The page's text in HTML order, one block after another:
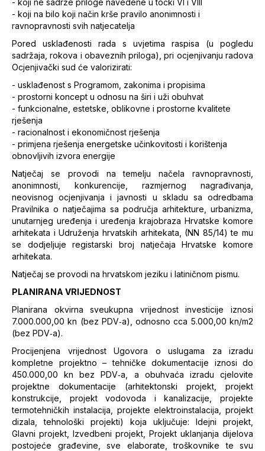
- koji ne sadrže priloge navedene u točki VI i VIII
- koji na bilo koji način krše pravilo anonimnosti i
ravnopravnosti svih natjecatelja
Pored usklađenosti rada s uvjetima raspisa (u pogledu
sadržaja, rokova i obaveznih priloga), pri ocjenjivanju radova
Ocjenjivački sud će valorizirati:
- usklađenost s Programom, zakonima i propisima
- prostorni koncept u odnosu na širi i uži obuhvat
- funkcionalne, estetske, oblikovne i prostorne kvalitete
rješenja
- racionalnost i ekonomičnost rješenja
- primjena rješenja energetske učinkovitosti i korištenja
obnovljivih izvora energije
Natječaj se provodi na temelju načela ravnopravnosti,
anonimnosti, konkurencije, razmjernog nagrađivanja,
neovisnog ocjenjivanja i javnosti u skladu sa odredbama
Pravilnika o natječajima sa područja arhitekture, urbanizma,
unutarnjeg uređenja i uređenja krajobraza Hrvatske komore
arhitekata i Udruženja hrvatskih arhitekata, (NN 85/14) te mu
se dodjeljuje registarski broj natječaja Hrvatske komore
arhitekata.
Natječaj se provodi na hrvatskom jeziku i latiničnom pismu.
PLANIRANA VRIJEDNOST
Planirana okvirna sveukupna vrijednost investicije iznosi
7.000.000,00 kn (bez PDV‐a), odnosno cca 5.000,00 kn/m2
(bez PDV‐a).
Procijenjena vrijednost Ugovora o uslugama za izradu
kompletne projektno – tehničke dokumentacije iznosi do
450.000,00 kn bez PDV‐a, a obuhvaća izradu cjelovite
projektne dokumentacije (arhitektonski projekt, projekt
konstrukcije, projekt vodovoda i kanalizacije, projekte
termotehničkih instalacija, projekte elektroinstalacija, projekt
dizala, tehnološki projekti) koja uključuje: Idejni projekt,
Glavni projekt, Izvedbeni projekt, Projekt uklanjanja dijelova
postojeće građevine, sve elaborate, troškovnike te svu